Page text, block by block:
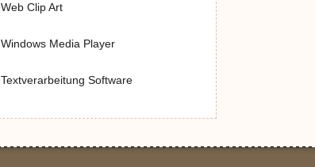
Web Clip Art
Windows Media Player
Textverarbeitung Software